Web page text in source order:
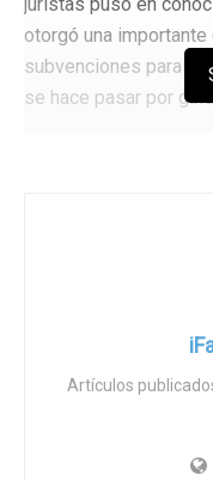
juristas puso en
otorgó una
subvenciones para el
se hace pasar por
de los partidos del
ataquen con tanta
bebés no nacidos
del bebé propuesto
Se adjunta denuncia:
Artículos